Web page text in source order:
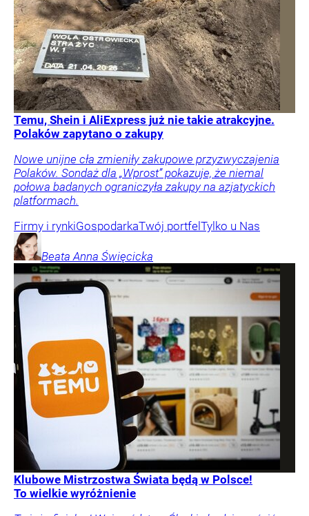
Temu, Shein i AliExpress już nie takie atrakcyjne.
Polaków zapytano o zakupy
Nowe unijne cła zmieniły zakupowe przyzwyczajenia
Polaków. Sondaż dla „Wprost” pokazuje, że niemal
połowa badanych ograniczyła zakupy na azjatyckich
platformach.
Firmy i rynkiGospodarkaTwój portfel Tylko u Nas
Beata Anna Święcicka
Klubowe Mistrzostwa Świata będą w Polsce!
To wielkie wyróżnienie